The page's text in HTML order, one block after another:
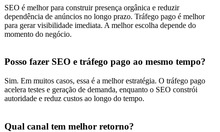
SEO é melhor para construir presença orgânica e reduzir
dependência de anúncios no longo prazo. Tráfego pago é melhor
para gerar visibilidade imediata. A melhor escolha depende do
momento do negócio.
Posso fazer SEO e tráfego pago ao mesmo tempo?
Sim. Em muitos casos, essa é a melhor estratégia. O tráfego pago
acelera testes e geração de demanda, enquanto o SEO constrói
autoridade e reduz custos ao longo do tempo.
Qual canal tem melhor retorno?